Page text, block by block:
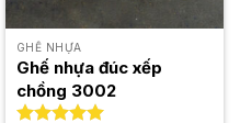
GHẾ NHỰA
Ghế nhựa đúc xếp
chồng 3002